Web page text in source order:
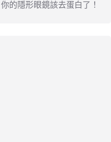
的隱形眼鏡該去蛋白了！